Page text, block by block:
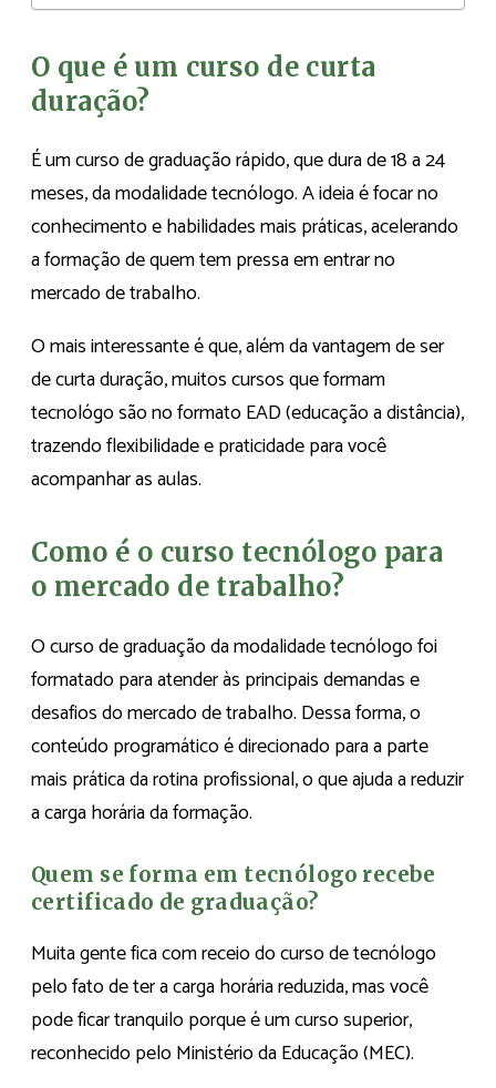
O que é um curso de curta
duração?
É um curso de graduação rápido, que dura de 18 a 24
meses, da modalidade tecnólogo. A ideia é focar no
conhecimento e habilidades mais práticas, acelerando
a formação de quem tem pressa em entrar no
mercado de trabalho.
O mais interessante é que, além da vantagem de ser
de curta duração, muitos cursos que formam
tecnológo são no formato EAD (educação a distância),
trazendo flexibilidade e praticidade para você
acompanhar as aulas.
Como é o curso tecnólogo para
o mercado de trabalho?
O curso de graduação da modalidade tecnólogo foi
formatado para atender às principais demandas e
desafios do mercado de trabalho. Dessa forma, o
conteúdo programático é direcionado para a parte
mais prática da rotina profissional, o que ajuda a reduzir
a carga horária da formação.
Quem se forma em tecnólogo recebe
certificado de graduação?
Muita gente fica com receio do curso de tecnólogo
pelo fato de ter a carga horária reduzida, mas você
pode ficar tranquilo porque é um curso superior,
reconhecido pelo Ministério da Educação (MEC).